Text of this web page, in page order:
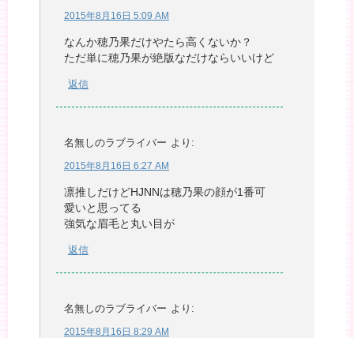
2015年8月16日 5:09 AM
なんか穂乃果だけやたら高くないか？
ただ単に穂乃果が絶版なだけならいいけど
返信
名無しのラブライバー より:
2015年8月16日 6:27 AM
凛推しだけどHJNNは穂乃果の顔が1番可
愛いと思ってる
強気な眉毛と丸い目が
返信
名無しのラブライバー より:
2015年8月16日 8:29 AM